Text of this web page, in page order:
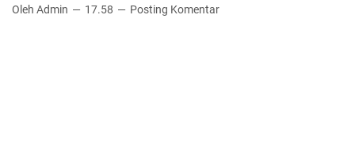
Oleh Admin 17.58 Posting Komentar